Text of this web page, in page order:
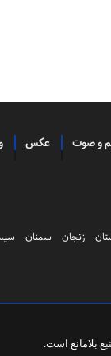
و صوت عکس
زنجان سمنان
بلامانع است.